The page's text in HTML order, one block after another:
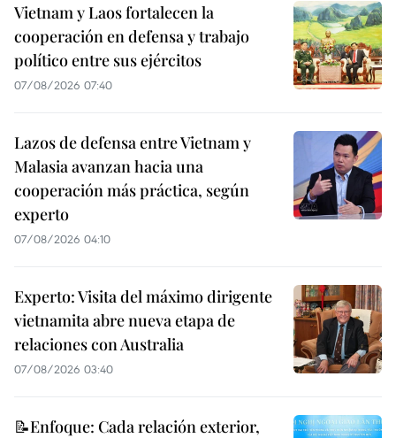
Vietnam y Laos fortalecen la
cooperación en defensa y trabajo
político entre sus ejércitos
07/08/2026 07:40
Lazos de defensa entre Vietnam y
Malasia avanzan hacia una
cooperación más práctica, según
experto
07/08/2026 04:10
Experto: Visita del máximo dirigente
vietnamita abre nueva etapa de
relaciones con Australia
07/08/2026 03:40
📝Enfoque: Cada relación exterior,